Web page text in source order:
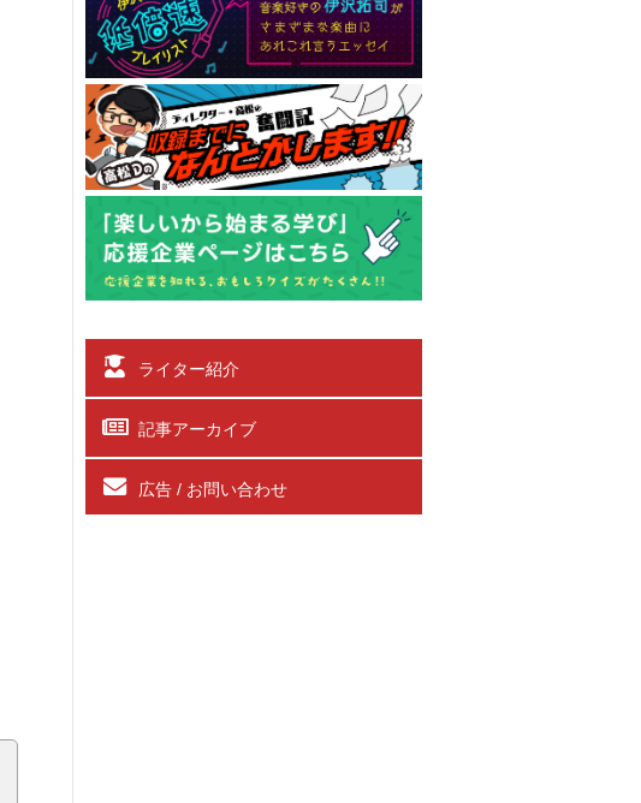
ライター紹介
記事アーカイブ
広告 / お問い合わせ